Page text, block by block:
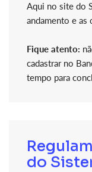
Aqui no site do
andamento e as
Fique atento:
cadastrar no
tempo para
do